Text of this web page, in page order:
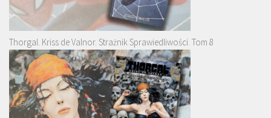
Thorgal. Kriss de Valnor. Strażnik Sprawiedliwości. Tom 8